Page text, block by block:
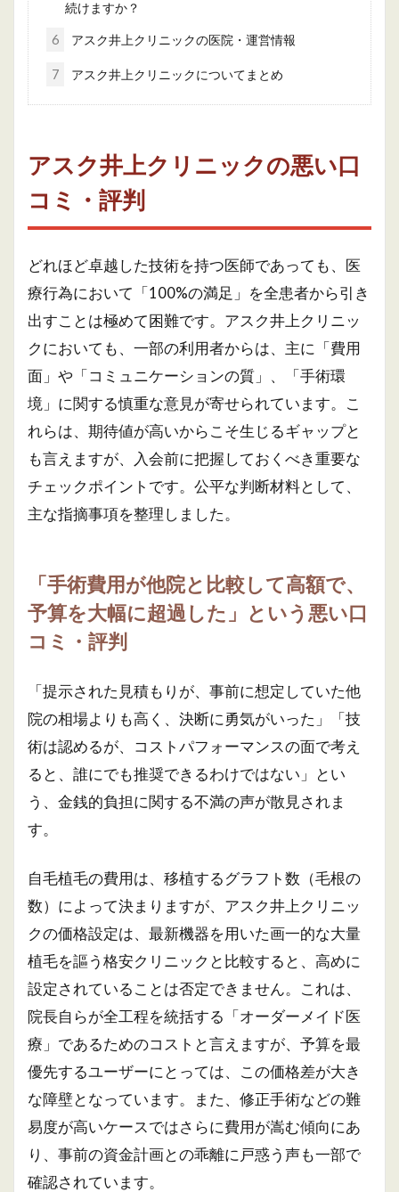
続けますか？
6 アスク井上クリニックの医院・運営情報
7 アスク井上クリニックについてまとめ
アスク井上クリニックの悪い口
コミ・評判
どれほど卓越した技術を持つ医師であっても、医
療行為において「100%の満足」を全患者から引き
出すことは極めて困難です。アスク井上クリニッ
クにおいても、一部の利用者からは、主に「費用
面」や「コミュニケーションの質」、「手術環
境」に関する慎重な意見が寄せられています。こ
れらは、期待値が高いからこそ生じるギャップと
も言えますが、入会前に把握しておくべき重要な
チェックポイントです。公平な判断材料として、
主な指摘事項を整理しました。
「手術費用が他院と比較して高額で、
予算を大幅に超過した」という悪い口
コミ・評判
「提示された見積もりが、事前に想定していた他
院の相場よりも高く、決断に勇気がいった」「技
術は認めるが、コストパフォーマンスの面で考え
ると、誰にでも推奨できるわけではない」とい
う、金銭的負担に関する不満の声が散見されま
す。
自毛植毛の費用は、移植するグラフト数（毛根の
数）によって決まりますが、アスク井上クリニッ
クの価格設定は、最新機器を用いた画一的な大量
植毛を謳う格安クリニックと比較すると、高めに
設定されていることは否定できません。これは、
院長自らが全工程を統括する「オーダーメイド医
療」であるためのコストと言えますが、予算を最
優先するユーザーにとっては、この価格差が大き
な障壁となっています。また、修正手術などの難
易度が高いケースではさらに費用が嵩む傾向にあ
り、事前の資金計画との乖離に戸惑う声も一部で
確認されています。